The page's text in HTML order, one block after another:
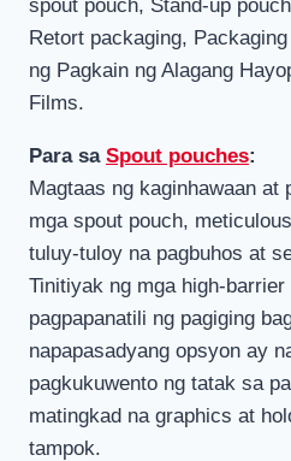
spout pouch, Stand-up
Retort packaging,
ng Pagkain ng Alagang
Films.
Para sa Spout pouches:
Magtaas ng kaginhawaan at
mga spout pouch,
tuluy-tuloy na pagbuhos at
Tinitiyak ng mga high-
pagpapanatili ng pagiging
napapasadyang opsyon ay
pagkukuwento ng tatak sa
matingkad na graphics at
tampok.